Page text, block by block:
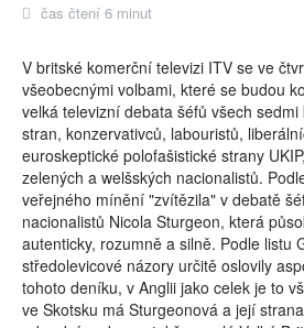
čas čtení 6 minut
V britské komerční televizi ITV se ve
všeobecnými volbami, které se budou
velká televizní debata šéfů všech sedmi
stran, konzervativců, labouristů,
euroskeptické polofašistické strany
zelených a welšských nacionalistů.
veřejného mínění "zvítězila" v debatě
nacionalistů Nicola Sturgeon, která
autenticky, rozumně a silně. Podle listu
středolevicové názory určitě oslovily
tohoto deníku, v Anglii jako celek je to
ve Skotsku má Sturgeonová a její